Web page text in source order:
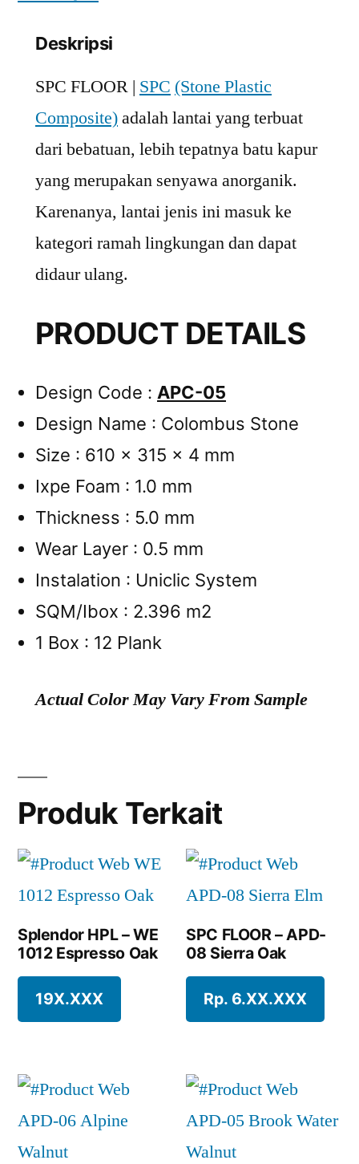
Deskripsi
SPC FLOOR | SPC (Stone Plastic
Composite)adalah lantai yang terbuat
dari bebatuan, lebih tepatnya batu kapur
yang merupakan senyawa anorganik.
Karenanya, lantai jenis ini masuk ke
kategori ramah lingkungan dan dapat
didaur ulang.
PRODUCT DETAILS
Design Code : APC-05
Design Name : Colombus Stone
Size : 610 x 315 x 4 mm
Ixpe Foam : 1.0 mm
Thickness : 5.0 mm
Wear Layer : 0.5 mm
Instalation : Uniclic System
SQM/Ibox : 2.396 m2
1 Box : 12 Plank
Actual Color May Vary From Sample
Produk Terkait
Splendor HPL – WE
1012 Espresso Oak
19X.XXX
SPC FLOOR – APD-
08 Sierra Oak
Rp. 6.XX.XXX